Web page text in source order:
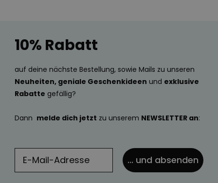
10% Rabatt
auf deine nächste Bestellung, sowie Mails zu unseren
Neuheiten, geniale Geschenkideen und exklusive
Rabatte gefällig?
Dann melde dich jetzt zu unserem NEWSLETTER an:
... und absenden